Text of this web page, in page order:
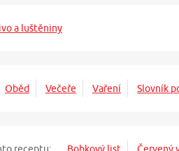
a luštěniny
Oběd Večeře Vaření Slovník